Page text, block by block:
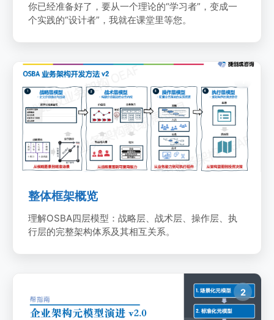
你已经准备好了，要从一个理论的“学习者”，变成一
个实践的“设计者”，我就在课堂里等您。
整体框架概览
理解OSBA四层模型：战略层、战术层、操作层、执
行层的完整架构体系及其相互关系。
2